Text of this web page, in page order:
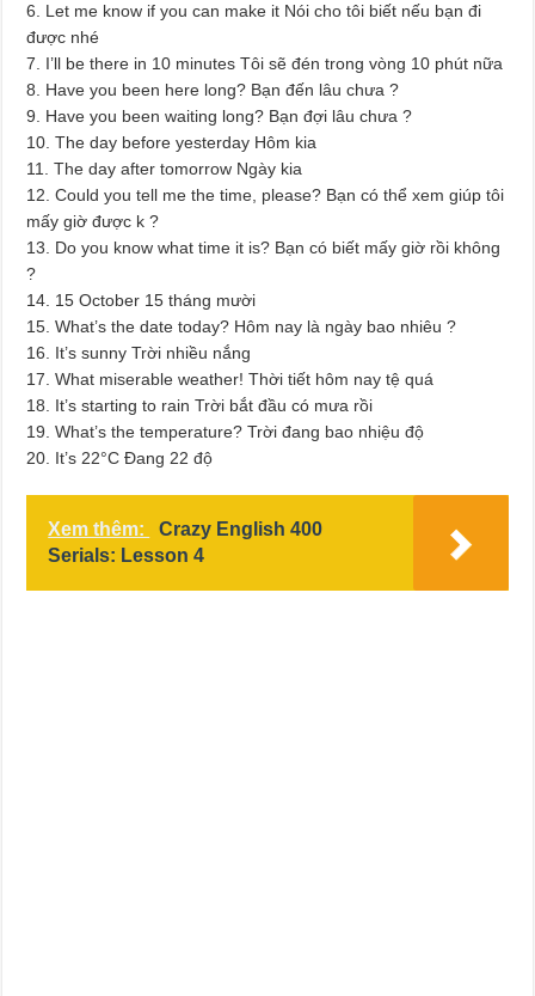
6. Let me know if you can make it Nói cho tôi biết nếu bạn đi
được nhé
7. I’ll be there in 10 minutes Tôi sẽ đén trong vòng 10 phút nữa
8. Have you been here long? Bạn đến lâu chưa ?
9. Have you been waiting long? Bạn đợi lâu chưa ?
10. The day before yesterday Hôm kia
11. The day after tomorrow Ngày kia
12. Could you tell me the time, please? Bạn có thể xem giúp tôi
mấy giờ được k ?
13. Do you know what time it is? Bạn có biết mấy giờ rồi không
?
14. 15 October 15 tháng mười
15. What’s the date today? Hôm nay là ngày bao nhiêu ?
16. It’s sunny Trời nhiều nắng
17. What miserable weather! Thời tiết hôm nay tệ quá
18. It’s starting to rain Trời bắt đầu có mưa rồi
19. What’s the temperature? Trời đang bao nhiệu độ
20. It’s 22°C Đang 22 độ
Xem thêm:
Crazy English 400
Serials: Lesson 4